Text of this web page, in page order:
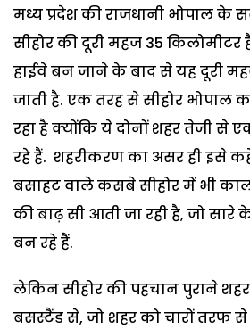
मध्य प्रदेश की राजधानी भोपाल के
सीहोर की दूरी महज 35 किलोमीटर
हाईवे बन जाने के बाद से यह दूरी
जाती है. एक तरह से सीहोर भोपाल
रहा है क्योंकि ये दोनों शहर तेजी से
रहे हैं. शहरीकरण का असर ही इसे
बसाहट वाले कसबे सीहोर में भी
की बाढ़ सी आती जा रही है, जो सारे
बन रहे हैं.
लेकिन सीहोर की पहचान पुराने
बसस्टैंड से, जो शहर को चारों तरफ से